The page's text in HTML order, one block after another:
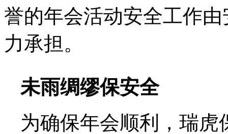
誉的年会活动安全工作
力承担。
未雨绸缪保安全
为确保年会顺利，瑞